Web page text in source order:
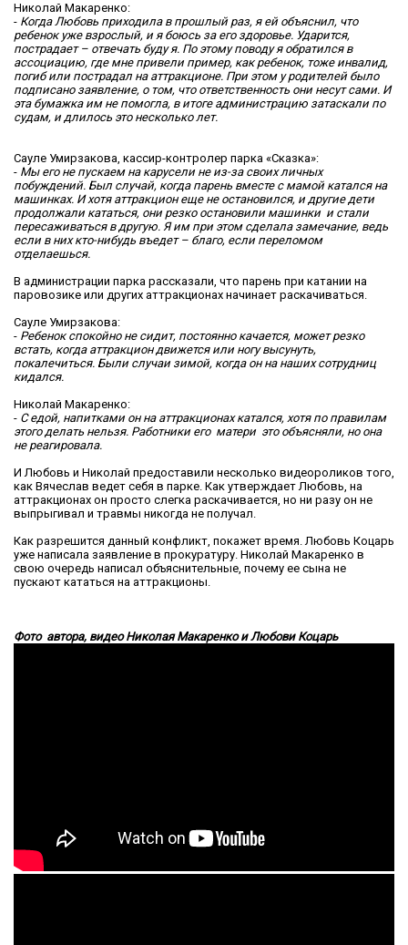
Николай Макаренко:
- Когда Любовь приходила в прошлый раз, я ей объяснил, что
ребенок уже взрослый, и я боюсь за его здоровье. Ударится,
пострадает – отвечать буду я. По этому поводу я обратился в
ассоциацию, где мне привели пример, как ребенок, тоже инвалид,
погиб или пострадал на аттракционе. При этом у родителей было
подписано заявление, о том, что ответственность они несут сами. И
эта бумажка им не помогла, в итоге администрацию затаскали по
судам, и длилось это несколько лет.
Сауле Умирзакова, кассир-контролер парка «Сказка»:
- Мы его не пускаем на карусели не из-за своих личных
побуждений. Был случай, когда парень вместе с мамой катался на
машинках. И хотя аттракцион еще не остановился, и другие дети
продолжали кататься, они резко остановили машинки и стали
пересаживаться в другую. Я им при этом сделала замечание, ведь
если в них кто-нибудь въедет – благо, если переломом
отделаешься.
В администрации парка рассказали, что парень при катании на
паровозике или других аттракционах начинает раскачиваться.
Сауле Умирзакова:
- Ребенок спокойно не сидит, постоянно качается, может резко
встать, когда аттракцион движется или ногу высунуть,
покалечиться. Были случаи зимой, когда он на наших сотрудниц
кидался.
Николай Макаренко:
- С едой, напитками он на аттракционах катался, хотя по правилам
этого делать нельзя. Работники его матери это объясняли, но она
не реагировала.
И Любовь и Николай предоставили несколько видеороликов того,
как Вячеслав ведет себя в парке. Как утверждает Любовь, на
аттракционах он просто слегка раскачивается, но ни разу он не
выпрыгивал и травмы никогда не получал.
Как разрешится данный конфликт, покажет время. Любовь Коцарь
уже написала заявление в прокуратуру. Николай Макаренко в
свою очередь написал объяснительные, почему ее сына не
пускают кататься на аттракционы.
Фото автора, видео Николая Макаренко и Любови Коцарь